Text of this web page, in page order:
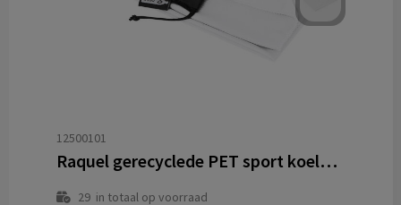
12500101
Raquel gerecyclede PET sport koelhanddoek in een pouch 80 x 30 cm
29in totaal op voorraad